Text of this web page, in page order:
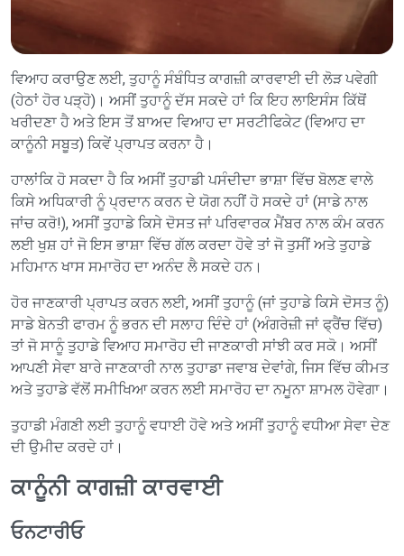
ਵਿਆਹ ਕਰਾਉਣ ਲਈ, ਤੁਹਾਨੂੰ ਸੰਬੰਧਿਤ ਕਾਗਜ਼ੀ ਕਾਰਵਾਈ ਦੀ ਲੋੜ ਪਵੇਗੀ
(ਹੇਠਾਂ ਹੋਰ ਪੜ੍ਹੋ)। ਅਸੀਂ ਤੁਹਾਨੂੰ ਦੱਸ ਸਕਦੇ ਹਾਂ ਕਿ ਇਹ ਲਾਇਸੰਸ ਕਿੱਥੋਂ
ਖਰੀਦਣਾ ਹੈ ਅਤੇ ਇਸ ਤੋਂ ਬਾਅਦ ਵਿਆਹ ਦਾ ਸਰਟੀਫਿਕੇਟ (ਵਿਆਹ ਦਾ
ਕਾਨੂੰਨੀ ਸਬੂਤ) ਕਿਵੇਂ ਪ੍ਰਾਪਤ ਕਰਨਾ ਹੈ।
ਹਾਲਾਂਕਿ ਹੋ ਸਕਦਾ ਹੈ ਕਿ ਅਸੀਂ ਤੁਹਾਡੀ ਪਸੰਦੀਦਾ ਭਾਸ਼ਾ ਵਿੱਚ ਬੋਲਣ ਵਾਲੇ
ਕਿਸੇ ਅਧਿਕਾਰੀ ਨੂੰ ਪ੍ਰਦਾਨ ਕਰਨ ਦੇ ਯੋਗ ਨਹੀਂ ਹੋ ਸਕਦੇ ਹਾਂ (ਸਾਡੇ ਨਾਲ
ਜਾਂਚ ਕਰੋ!), ਅਸੀਂ ਤੁਹਾਡੇ ਕਿਸੇ ਦੋਸਤ ਜਾਂ ਪਰਿਵਾਰਕ ਮੈਂਬਰ ਨਾਲ ਕੰਮ ਕਰਨ
ਲਈ ਖੁਸ਼ ਹਾਂ ਜੋ ਇਸ ਭਾਸ਼ਾ ਵਿੱਚ ਗੱਲ ਕਰਦਾ ਹੋਵੇ ਤਾਂ ਜੋ ਤੁਸੀਂ ਅਤੇ ਤੁਹਾਡੇ
ਮਹਿਮਾਨ ਖਾਸ ਸਮਾਰੋਹ ਦਾ ਅਨੰਦ ਲੈ ਸਕਦੇ ਹਨ।
ਹੋਰ ਜਾਣਕਾਰੀ ਪ੍ਰਾਪਤ ਕਰਨ ਲਈ, ਅਸੀਂ ਤੁਹਾਨੂੰ (ਜਾਂ ਤੁਹਾਡੇ ਕਿਸੇ ਦੋਸਤ ਨੂੰ)
ਸਾਡੇ ਬੇਨਤੀ ਫਾਰਮ ਨੂੰ ਭਰਨ ਦੀ ਸਲਾਹ ਦਿੰਦੇ ਹਾਂ (ਅੰਗਰੇਜ਼ੀ ਜਾਂ ਫ੍ਰੈਂਚ ਵਿੱਚ)
ਤਾਂ ਜੋ ਸਾਨੂੰ ਤੁਹਾਡੇ ਵਿਆਹ ਸਮਾਰੋਹ ਦੀ ਜਾਣਕਾਰੀ ਸਾਂਝੀ ਕਰ ਸਕੋ। ਅਸੀਂ
ਆਪਣੀ ਸੇਵਾ ਬਾਰੇ ਜਾਣਕਾਰੀ ਨਾਲ ਤੁਹਾਡਾ ਜਵਾਬ ਦੇਵਾਂਗੇ, ਜਿਸ ਵਿੱਚ ਕੀਮਤ
ਅਤੇ ਤੁਹਾਡੇ ਵੱਲੋਂ ਸਮੀਖਿਆ ਕਰਨ ਲਈ ਸਮਾਰੋਹ ਦਾ ਨਮੂਨਾ ਸ਼ਾਮਲ ਹੋਵੇਗਾ।
ਤੁਹਾਡੀ ਮੰਗਣੀ ਲਈ ਤੁਹਾਨੂੰ ਵਧਾਈ ਹੋਵੇ ਅਤੇ ਅਸੀਂ ਤੁਹਾਨੂੰ ਵਧੀਆ ਸੇਵਾ ਦੇਣ
ਦੀ ਉਮੀਦ ਕਰਦੇ ਹਾਂ।
ਕਾਨੂੰਨੀ ਕਾਗਜ਼ੀ ਕਾਰਵਾਈ
ਓਨਟਾਰੀਓ